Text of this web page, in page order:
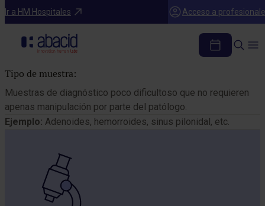
Ir a HM Hospitales Acceso a
Catálogo de pruebas
Biopsia sencilla
Tipo de muestra:
Muestras de diagnóstico poco dificultoso que no requieren
apenas manipulación por parte del patólogo.
Ejemplo: Adenoides, hemorroides, sinus pilonidal, etc.